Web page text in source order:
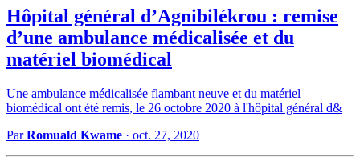
Hôpital général d’Agnibilékrou : remise
d’une ambulance médicalisée et du
matériel biomédical
Une ambulance médicalisée flambant neuve et du matériel
biomédical ont été remis, le 26 octobre 2020 à l'hôpital général d&
ParRomuald Kwame · oct. 27, 2020